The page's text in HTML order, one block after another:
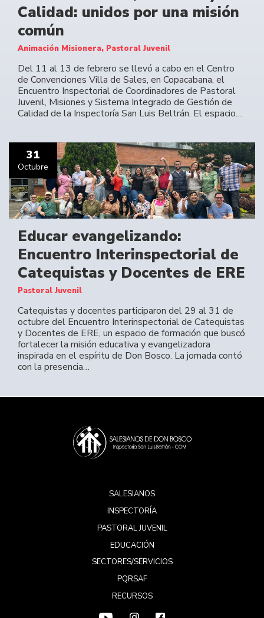
Calidad: unidos por una misión
común
Animación Misionera, Pastoral Juvenil
Del 11 al 13 de febrero se llevó a cabo en el Centro
de Convenciones Villa de Sales, en Copacabana, el
Encuentro Inspectorial de Coordinadores de Pastoral
Juvenil, Misiones y Sistema Integrado de Gestión de
Calidad de la Inspectoría San Luis Beltrán. El espacio…
31
Octubre
Educar evangelizando:
Encuentro Interinspectorial de
Catequistas y Docentes de ERE
Pastoral Juvenil
Catequistas y docentes participaron del 29 al 31 de
octubre del Encuentro Interinspectorial de Catequistas
y Docentes de ERE, un espacio de formación que buscó
fortalecer la misión educativa y evangelizadora
inspirada en el espíritu de Don Bosco. La jornada contó
con la presencia…
SALESIANOS
INSPECTORÍA
PASTORAL JUVENIL
EDUCACIÓN
SECTORES/SERVICIOS
PQRSAF
RECURSOS